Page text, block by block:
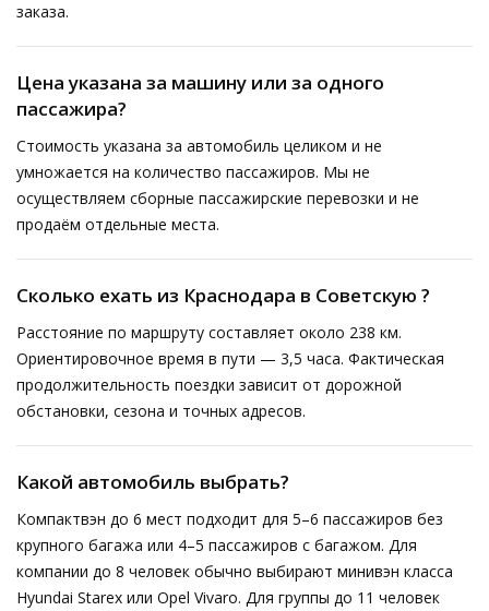
заказа.
Цена указана за машину или за одного
пассажира?
Стоимость указана за автомобиль целиком и не
умножается на количество пассажиров. Мы не
осуществляем сборные пассажирские перевозки и не
продаём отдельные места.
Сколько ехать из Краснодара в Советскую ?
Расстояние по маршруту составляет около 238 км.
Ориентировочное время в пути — 3,5 часа. Фактическая
продолжительность поездки зависит от дорожной
обстановки, сезона и точных адресов.
Какой автомобиль выбрать?
Компактвэн до 6 мест подходит для 5–6 пассажиров без
крупного багажа или 4–5 пассажиров с багажом. Для
компании до 8 человек обычно выбирают минивэн класса
Hyundai Starex или Opel Vivaro. Для группы до 11 человек